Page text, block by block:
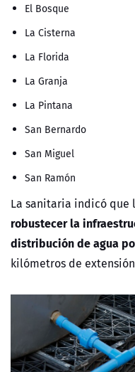
El Bosque
La Cisterna
La Florida
La Granja
La Pintana
San Bernardo
San Miguel
San Ramón
La sanitaria indicó que
robustecer la
distribución de agua
kilómetros de